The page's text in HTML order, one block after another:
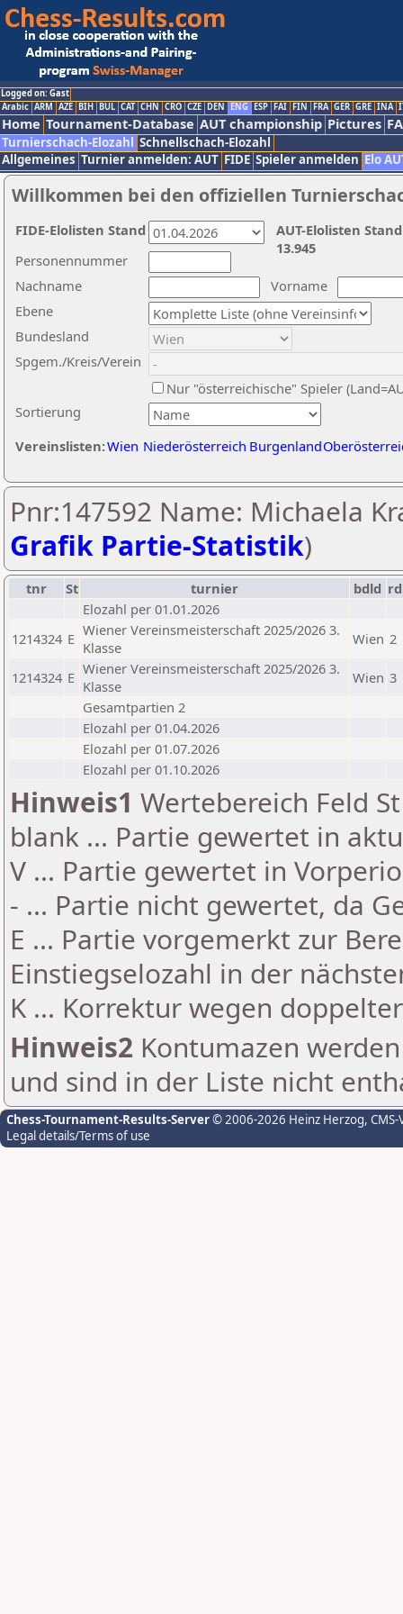
Logged on: Gast
Arabic ARM AZE BIH BUL CAT CHN CRO CZE DEN ENG ESP FAI FIN FRA GER GRE INA
Home Tournament-Database AUT championship Pictures
Turnierschach-Elozahl Schnellschach-Elozahl
Allgemeines Turnier anmelden: AUT FIDE Spieler anmelden Elo
Willkommen bei den offiziellen
Nachname
Vorname
Ebene
Sortierung
Personennummer
Bundesland
Spgem./Kreis/Verein
Nur "österreichische" Spieler
Vereinslisten:Wien Niederösterreich Burgenland
AUT-Elolisten
13.945
FIDE-Elolisten Stand
Pnr:147592 Name: Michaela
Grafik Partie-Statistik)
tnr St turnier bdld rd
Elozahl per 01.01.2026
1214324 E Wiener Vereinsmeisterschaft 2025/2026 3.
Klasse
Wien 2
1214324 E Wiener Vereinsmeisterschaft 2025/2026 3.
Klasse
Wien 3
Gesamtpartien 2
Elozahl per 01.04.2026
Elozahl per 01.07.2026
Elozahl per 01.10.2026
Hinweis1 Wertebereich Feld
blank ... Partie gewertet in
V ... Partie gewertet in
- ... Partie nicht gewertet, da
E ... Partie vorgemerkt zur
Einstiegselozahl in der
K ... Korrektur wegen
Hinweis2 Kontumazen
und sind in der Liste nicht
Chess-Tournament-Results-Server© 2006-2026 Heinz Herzog,
Legal details/Terms of use